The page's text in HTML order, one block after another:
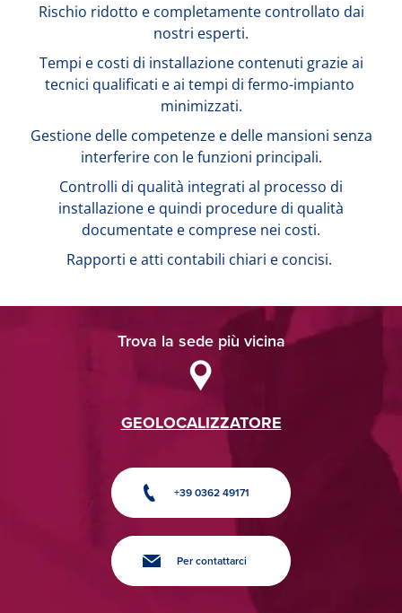
Rischio ridotto e completamente controllato dai
nostri esperti.
Tempi e costi di installazione contenuti grazie ai
tecnici qualificati e ai tempi di fermo-impianto
minimizzati.
Gestione delle competenze e delle mansioni senza
interferire con le funzioni principali.
Controlli di qualità integrati al processo di
installazione e quindi procedure di qualità
documentate e comprese nei costi.
Rapporti e atti contabili chiari e concisi.
Trova la sede più vicina
GEOLOCALIZZATORE
+39 0362 49171
Per contattarci